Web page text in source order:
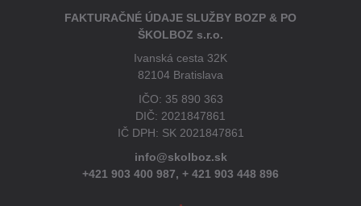
FAKTURAČNÉ ÚDAJE SLUŽBY BOZP & PO
ŠKOLBOZ s.r.o.
Ivanská cesta 32K
82104 Bratislava
IČO: 35 890 363
DIČ: 2021847861
IČ DPH: SK 2021847861
info@skolboz.sk
+421 903 400 987, + 421 903 448 896